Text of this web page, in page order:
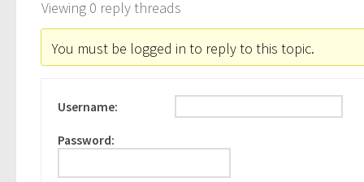
Viewing 0 reply threads
You must be logged in to reply to this topic.
Username:
Password: